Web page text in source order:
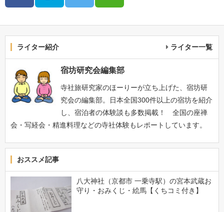
ライター紹介 ライター一覧
宿坊研究会編集部
寺社旅研究家のほーりーが立ち上げた、宿坊研
究会の編集部。日本全国300件以上の宿坊を紹介
し、宿泊者の体験談も多数掲載！ 全国の座禅
会・写経会・精進料理などの寺社体験もレポートしています。
おススメ記事
八大神社（京都市 一乗寺駅）の宮本武蔵お
守り・おみくじ・絵馬【くちコミ付き】